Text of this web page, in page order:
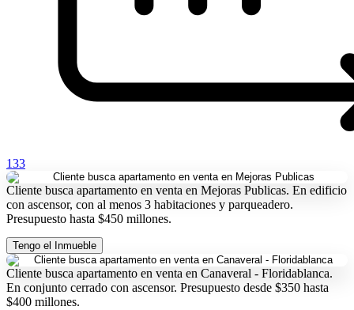
133
Cliente busca apartamento en venta en Mejoras Publicas. En edificio
con ascensor, con al menos 3 habitaciones y parqueadero.
Presupuesto hasta $450 millones.
Tengo el Inmueble
Cliente busca apartamento en venta en Canaveral - Floridablanca.
En conjunto cerrado con ascensor. Presupuesto desde $350 hasta
$400 millones.